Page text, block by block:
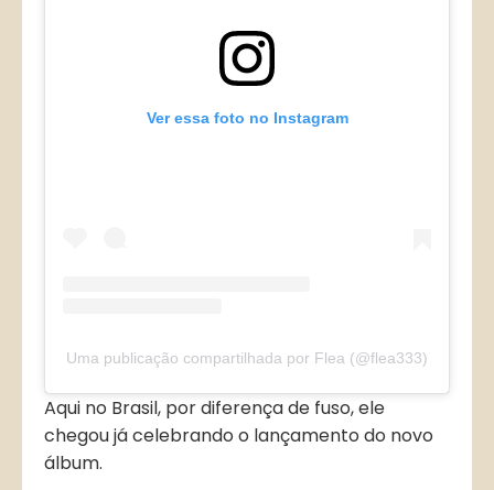
Ver essa foto no Instagram
Uma publicação compartilhada por Flea (@flea333)
Aqui no Brasil, por diferença de fuso, ele
chegou já celebrando o lançamento do novo
álbum.